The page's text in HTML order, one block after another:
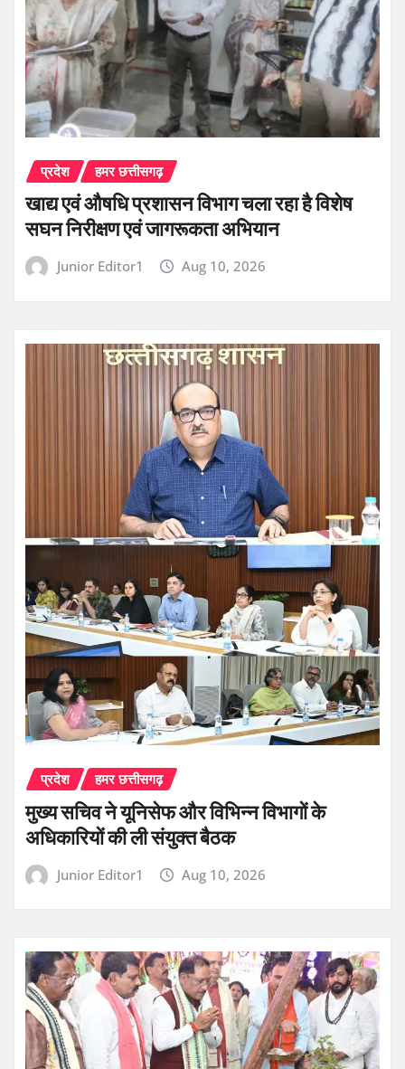
प्रदेश हमर छत्तीसगढ़
खाद्य एवं औषधि प्रशासन विभाग चला रहा है विशेष
सघन निरीक्षण एवं जागरूकता अभियान
Junior Editor1 Aug 10, 2026
प्रदेश हमर छत्तीसगढ़
मुख्य सचिव ने यूनिसेफ और विभिन्न विभागों के
अधिकारियों की ली संयुक्त बैठक
Junior Editor1 Aug 10, 2026